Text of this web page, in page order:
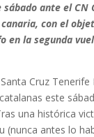
ante el CN
con el
en la segunda
Cruz Tenerife
este
una histórica
(nunca antes lo